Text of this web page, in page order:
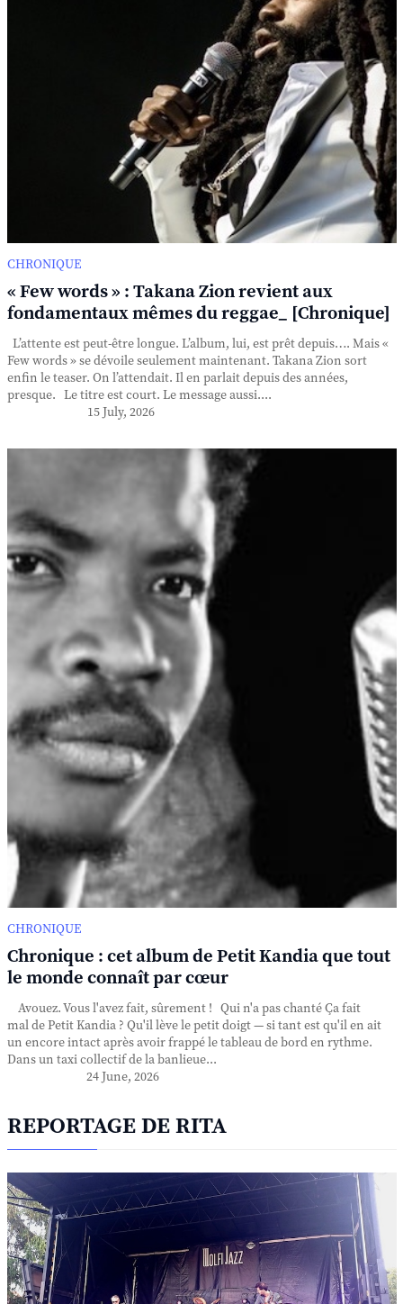
CHRONIQUE
« Few words » : Takana Zion revient aux
fondamentaux mêmes du reggae_ [Chronique]
L’attente est peut-être longue. L’album, lui, est prêt depuis…. Mais «
Few words » se dévoile seulement maintenant. Takana Zion sort
enfin le teaser. On l’attendait. Il en parlait depuis des années,
presque. Le titre est court. Le message aussi....
15 July, 2026
CHRONIQUE
Chronique : cet album de Petit Kandia que tout
le monde connaît par cœur
Avouez. Vous l'avez fait, sûrement ! Qui n'a pas chanté Ça fait
mal de Petit Kandia ? Qu'il lève le petit doigt — si tant est qu'il en ait
un encore intact après avoir frappé le tableau de bord en rythme.
Dans un taxi collectif de la banlieue...
24 June, 2026
REPORTAGE DE RITA